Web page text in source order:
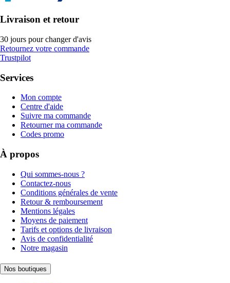
Livraison et retour
30 jours pour changer d'avis
Retournez votre commande
Trustpilot
Services
Mon compte
Centre d'aide
Suivre ma commande
Retourner ma commande
Codes promo
À propos
Qui sommes-nous ?
Contactez-nous
Conditions générales de vente
Retour & remboursement
Mentions légales
Moyens de paiement
Tarifs et options de livraison
Avis de confidentialité
Notre magasin
Nos boutiques